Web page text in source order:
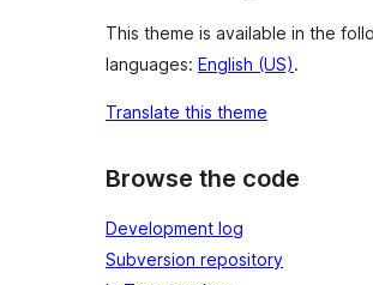
This theme is available in the
languages: English (US).
Translate this theme
Browse the code
Development log
Subversion repository